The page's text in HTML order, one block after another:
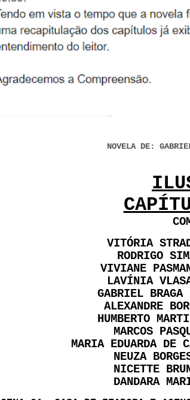
NOVELA DE:
VITÓRIA
RODRIGO
VIVIANE
LAVÍNIA
GABRIEL BRAGA
ALEXANDRE
HUMBERTO
MARCOS
MARIA EDUARDA DE
NEUZA
NICETTE
DANDARA